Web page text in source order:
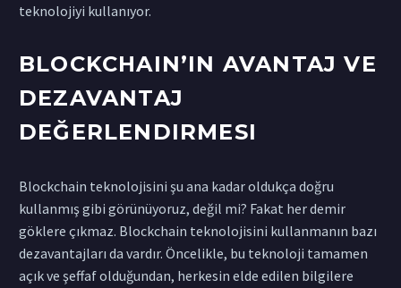
teknolojiyi kullanıyor.
BLOCKCHAIN’IN AVANTAJ VE
DEZAVANTAJ
DEĞERLENDIRMESI
Blockchain teknolojisini şu ana kadar oldukça doğru
kullanmış gibi görünüyoruz, değil mi? Fakat her demir
göklere çıkmaz. Blockchain teknolojisini kullanmanın bazı
dezavantajları da vardır. Öncelikle, bu teknoloji tamamen
açık ve şeffaf olduğundan, herkesin elde edilen bilgilere